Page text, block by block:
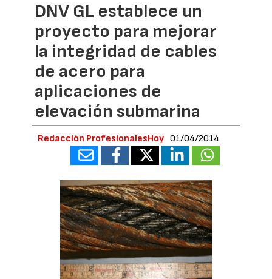
DNV GL establece un
proyecto para mejorar
la integridad de cables
de acero para
aplicaciones de
elevación submarina
Redacción ProfesionalesHoy 01/04/2014